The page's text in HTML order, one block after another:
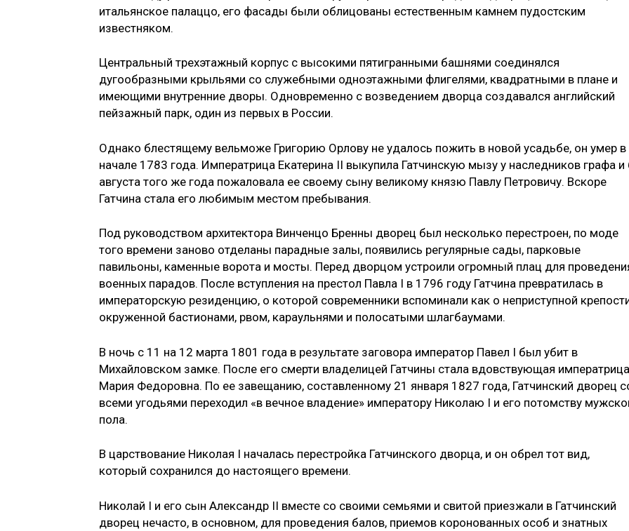
итальянское палаццо, его фасады были облицованы естественным камнем пудостским
известняком.
Центральный трехэтажный корпус с высокими пятигранными башнями соединялся
дугообразными крыльями со служебными одноэтажными флигелями, квадратными в плане и
имеющими внутренние дворы. Одновременно с возведением дворца создавался английский
пейзажный парк, один из первых в России.
Однако блестящему вельможе Григорию Орлову не удалось пожить в новой усадьбе, он умер в
начале 1783 года. Императрица Екатерина II выкупила Гатчинскую мызу у наследников графа и
августа того же года пожаловала ее своему сыну великому князю Павлу Петровичу. Вскоре
Гатчина стала его любимым местом пребывания.
Под руководством архитектора Винченцо Бренны дворец был несколько перестроен, по моде
того времени заново отделаны парадные залы, появились регулярные сады, парковые
павильоны, каменные ворота и мосты. Перед дворцом устроили огромный плац для
военных парадов. После вступления на престол Павла I в 1796 году Гатчина превратилась в
императорскую резиденцию, о которой современники вспоминали как о неприступной
окруженной бастионами, рвом, караульнями и полосатыми шлагбаумами.
В ночь с 11 на 12 марта 1801 года в результате заговора император Павел I был убит в
Михайловском замке. После его смерти владелицей Гатчины стала вдовствующая императрица
Мария Федоровна. По ее завещанию, составленному 21 января 1827 года, Гатчинский дворец
всеми угодьями переходил «в вечное владение» императору Николаю I и его потомству
пола.
В царствование Николая I началась перестройка Гатчинского дворца, и он обрел тот вид,
который сохранился до настоящего времени.
Николай I и его сын Александр II вместе со своими семьями и свитой приезжали в Гатчинский
дворец нечасто, в основном, для проведения балов, приемов коронованных особ и знатных